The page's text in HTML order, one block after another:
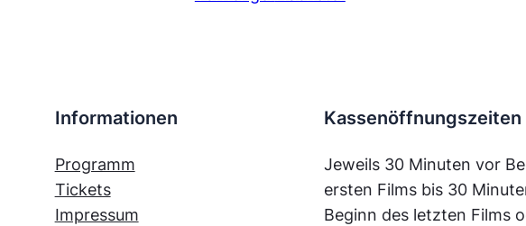
Informationen
Programm
Tickets
Impressum
Kassenöffnungszeiten
Jeweils 30 Minuten vor
ersten Films bis 30
Beginn des letzten Films